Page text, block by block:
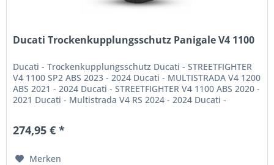
Ducati Trockenkupplungsschutz Panigale V4 1100
Ducati - Trockenkupplungsschutz Ducati - STREETFIGHTER
V4 1100 SP2 ABS 2023 - 2024 Ducati - MULTISTRADA V4 1200
ABS 2021 - 2024 Ducati - STREETFIGHTER V4 1100 ABS 2020 -
2021 Ducati - Multistrada V4 RS 2024 - 2024 Ducati -
274,95 € *
Merken